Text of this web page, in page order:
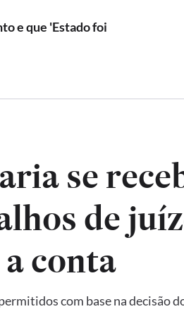
e que 'Estado foi
se
de
conta
com base na decisão